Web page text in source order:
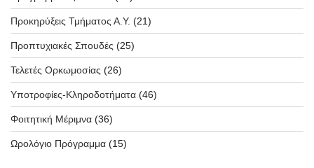
Προκηρύξεις Τμήματος Α.Υ. (21)
Προπτυχιακές Σπουδές (25)
Τελετές Ορκωμοσίας (26)
Υποτροφίες-Κληροδοτήματα (46)
Φοιτητική Μέριμνα (36)
Ωρολόγιο Πρόγραμμα (15)